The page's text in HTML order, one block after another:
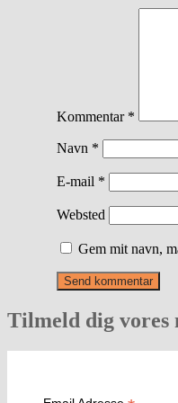
Kommentar *
Navn *
E-mail *
Websted
Gem mit navn,
Tilmeld dig vores